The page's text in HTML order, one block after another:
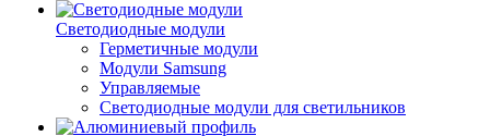
Светодиодные модули
Герметичные модули
Модули Samsung
Управляемые
Светодиодные модули для светильников